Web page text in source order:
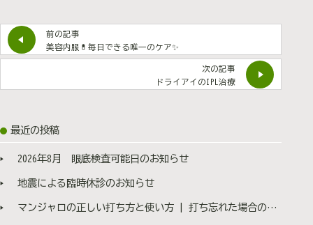
前の記事
美容内服💊毎日できる唯一のケア✨
次の記事
ドライアイのIPL治療
最近の投稿
2026年8月 眼底検査可能日のお知らせ
地震による臨時休診のお知らせ
マンジャロの正しい打ち方と使い方 | 打ち忘れた場合の対処法も医師が解説